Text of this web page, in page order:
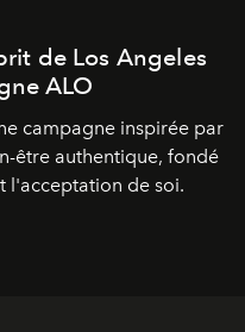
de Los Angeles
ALO
campagne inspirée par
être authentique, fondé
l'acceptation de soi.